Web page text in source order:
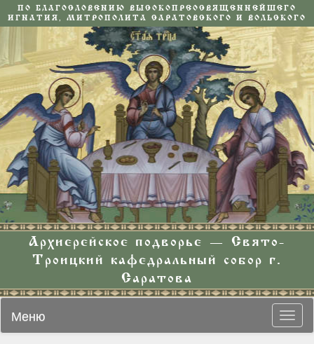
ПО БЛАГОСЛОВЕНИЮ ВЫСОКОПРЕОСВЯЩЕННЕЙШЕГО
ИГНАТИЯ, МИТРОПОЛИТА САРАТОВСКОГО И ВОЛЬСКОГО
Архиерейское подворье — Свято-
Троицкий кафедральный собор г.
Саратова
Меню